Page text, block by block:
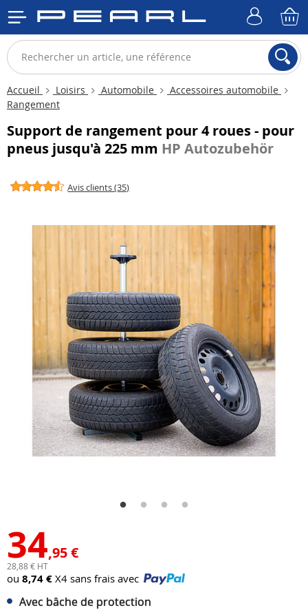
Accueil Loisirs Automobile
Accessoires automobile
Rangement
Support de rangement pour 4 roues - pour
pneus jusqu'à 225 mm HP Autozubehör
Avis clients (35)
34,95 €
28,88 € HT
ou 8,74 € X4 sans frais avec
Avec bâche de protection